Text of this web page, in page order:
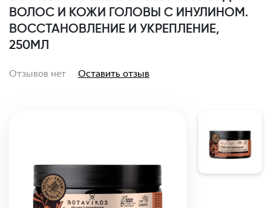
ВОЛОС И КОЖИ ГОЛОВЫ С ИНУЛИНОМ.
ВОССТАНОВЛЕНИЕ И УКРЕПЛЕНИЕ,
250МЛ
Отзывов нет Оставить отзыв